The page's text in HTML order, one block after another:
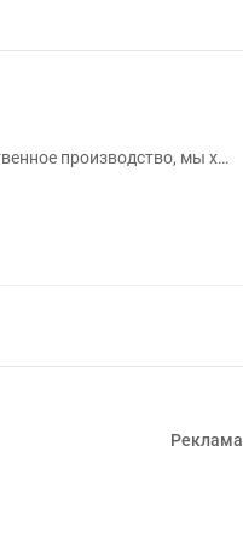
производство, мы х…
Реклама